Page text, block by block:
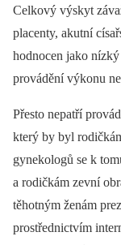
Celkový výskyt
placenty, akutní
hodnocen jako
provádění výkonu
Přesto nepatří
který by byl
gynekologů se k
a rodičkám zevní
těhotným ženám
prostřednictvím